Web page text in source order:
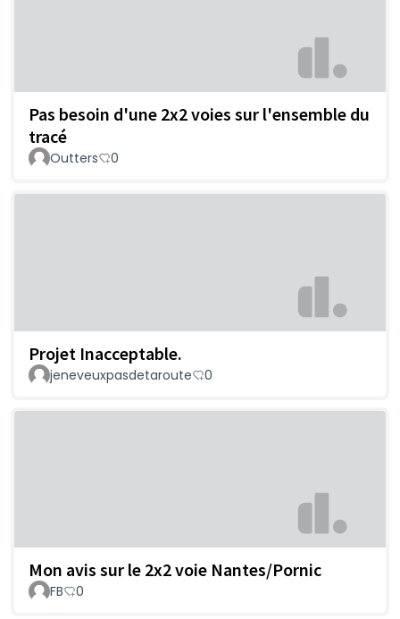
Pas besoin d'une 2x2 voies sur l'ensemble du
tracé
Outters 0
Projet Inacceptable.
jeneveuxpasdetaroute 0
Mon avis sur le 2x2 voie Nantes/Pornic
FB 0